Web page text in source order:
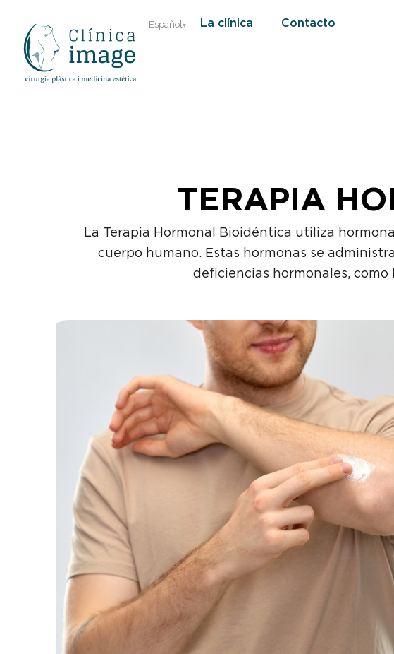
contenido
Español La clínica Contacto
TERAPIA
La Terapia Hormonal Bioidéntica utiliza
cuerpo humano. Estas hormonas se
deficiencias hormonales,